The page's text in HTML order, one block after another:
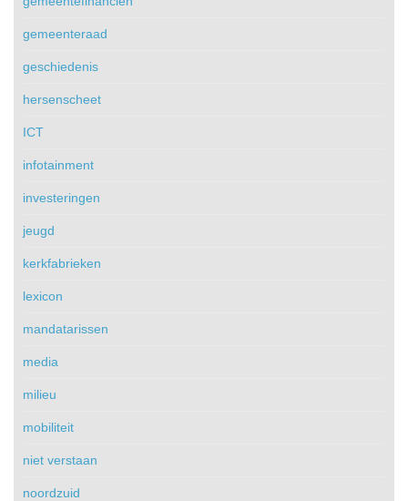
gemeenteraad
geschiedenis
hersenscheet
ICT
infotainment
investeringen
jeugd
kerkfabrieken
lexicon
mandatarissen
media
milieu
mobiliteit
niet verstaan
noordzuid